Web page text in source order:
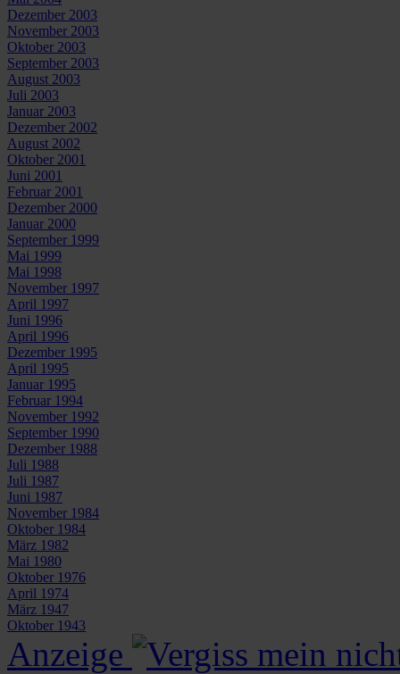
Dezember 2003
November 2003
Oktober 2003
September 2003
August 2003
Juli 2003
Januar 2003
Dezember 2002
August 2002
Oktober 2001
Juni 2001
Februar 2001
Dezember 2000
Januar 2000
September 1999
Mai 1999
Mai 1998
November 1997
April 1997
Juni 1996
April 1996
Dezember 1995
April 1995
Januar 1995
Februar 1994
November 1992
September 1990
Dezember 1988
Juli 1988
Juli 1987
Juni 1987
November 1984
Oktober 1984
März 1982
Mai 1980
Oktober 1976
April 1974
März 1947
Oktober 1943
Anzeige